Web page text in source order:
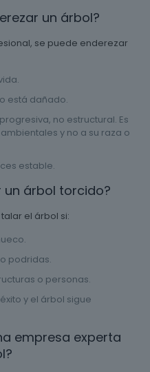
un árbol?
se puede enderezar
está dañado.
no estructural. Es
y no a su raza o
estable.
un árbol torcido?
el árbol si:
podridas.
o personas.
y el árbol sigue
empresa experta